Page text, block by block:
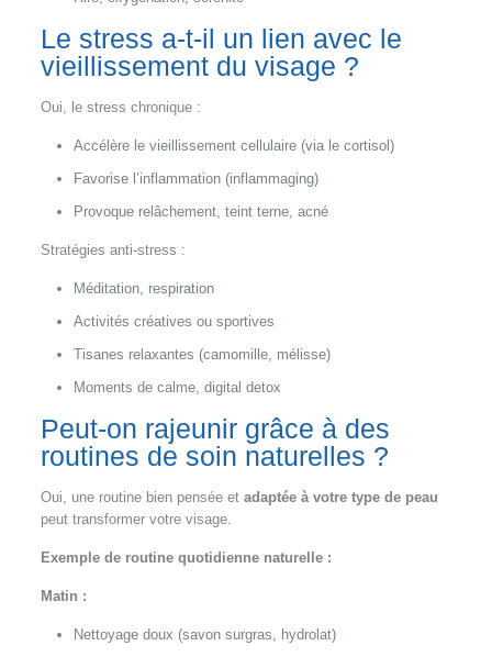
Le stress a-t-il un lien avec le
vieillissement du visage ?
Oui, le stress chronique :
Accélère le vieillissement cellulaire (via le cortisol)
Favorise l’inflammation (inflammaging)
Provoque relâchement, teint terne, acné
Stratégies anti-stress :
Méditation, respiration
Activités créatives ou sportives
Tisanes relaxantes (camomille, mélisse)
Moments de calme, digital detox
Peut-on rajeunir grâce à des
routines de soin naturelles ?
Oui, une routine bien pensée et adaptée à votre type de peau
peut transformer votre visage.
Exemple de routine quotidienne naturelle :
Matin :
Nettoyage doux (savon surgras, hydrolat)